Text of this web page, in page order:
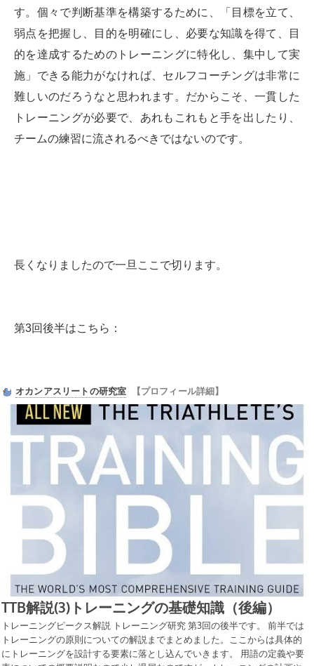
す。個々で判断基準を構築するために、「目標を立て、
弱点を把握し、目的を明確にし、必要な知識を得て、目
的を達成するためのトレーニングに特化し、集中して実
施」できる能力がなければ、セルフコーチングは非常に
難しいのだろうなと思われます。だからこそ、一貫した
トレーニングが必要で、あれもこれもと手を出したり、
チームの練習に流されるべきではないのです。
長くなりましたので一旦ここで切ります。
第3回後半はこちら：